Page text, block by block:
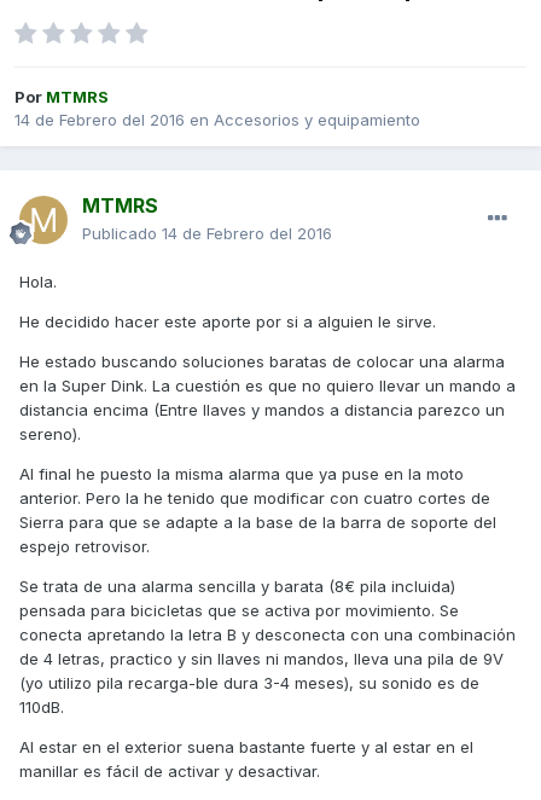
Por MTMRS
14 de Febrero del 2016 en Accesorios y equipamiento
MTMRS
Publicado 14 de Febrero del 2016
Hola.
He decidido hacer este aporte por si a alguien le sirve.
He estado buscando soluciones baratas de colocar una alarma
en la Super Dink. La cuestión es que no quiero llevar un mando a
distancia encima (Entre llaves y mandos a distancia parezco un
sereno).
Al final he puesto la misma alarma que ya puse en la moto
anterior. Pero la he tenido que modificar con cuatro cortes de
Sierra para que se adapte a la base de la barra de soporte del
espejo retrovisor.
Se trata de una alarma sencilla y barata (8€ pila incluida)
pensada para bicicletas que se activa por movimiento. Se
conecta apretando la letra B y desconecta con una combinación
de 4 letras, practico y sin llaves ni mandos, lleva una pila de 9V
(yo utilizo pila recarga-ble dura 3-4 meses), su sonido es de
110dB.
Al estar en el exterior suena bastante fuerte y al estar en el
manillar es fácil de activar y desactivar.